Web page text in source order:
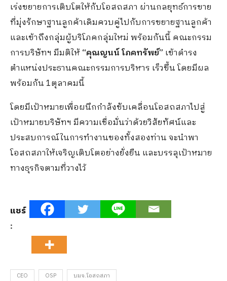
เร่งขยายการเติบโตให้กับโอสถสภา ผ่านกลยุทธ์การขาย
ที่มุ่งรักษาฐานลูกค้าเดิมควบคู่ไปกับการขยายฐานลูกค้า
และเข้าถึงกลุ่มผู้บริโภคกลุ่มใหม่ พร้อมกันนี้ คณะกรรม
การบริษัทฯ มีมติให้ “คุณญนน์ โภคทรัพย์” เข้าดำรง
ตำแหน่งประธานคณะกรรมการบริหาร เร็วขึ้น โดยมีผล
พร้อมกัน 1ตุลาคมนี้
โดยมีเป้าหมายเพื่อผนึกกำลังขับเคลื่อนโอสถสภาไปสู่
เป้าหมายบริษัทฯ มีความเชื่อมั่นว่าด้วยวิสัยทัศน์และ
ประสบการณ์ในการทำงานของทั้งสองท่าน จะนำพา
โอสถสภาให้เจริญเติบโตอย่างยั่งยืน และบรรลุเป้าหมาย
ทางธุรกิจตามที่วางไว้
แชร์
:
CEO OSP บมจ.โอสถสภา